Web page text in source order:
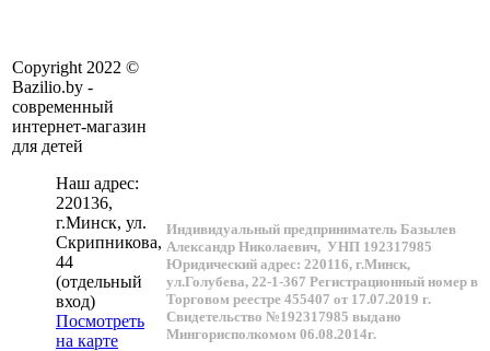
Copyright 2022 ©
Bazilio.by -
современный
интернет-магазин
для детей
Наш адрес:
220136,
г.Минск, ул.
Скрипникова,
44
(отдельный
вход)
Посмотреть
на карте
Индивидуальный предприниматель Базылев
Александр Николаевич, УНП 192317985
Юридический адрес: 220116, г.Минск,
ул.Голубева, 22-1-367 Регистрационный номер в
Торговом реестре 455407 от 17.07.2019 г.
Свидетельство №192317985 выдано
Мингорисполкомом 06.08.2014г.